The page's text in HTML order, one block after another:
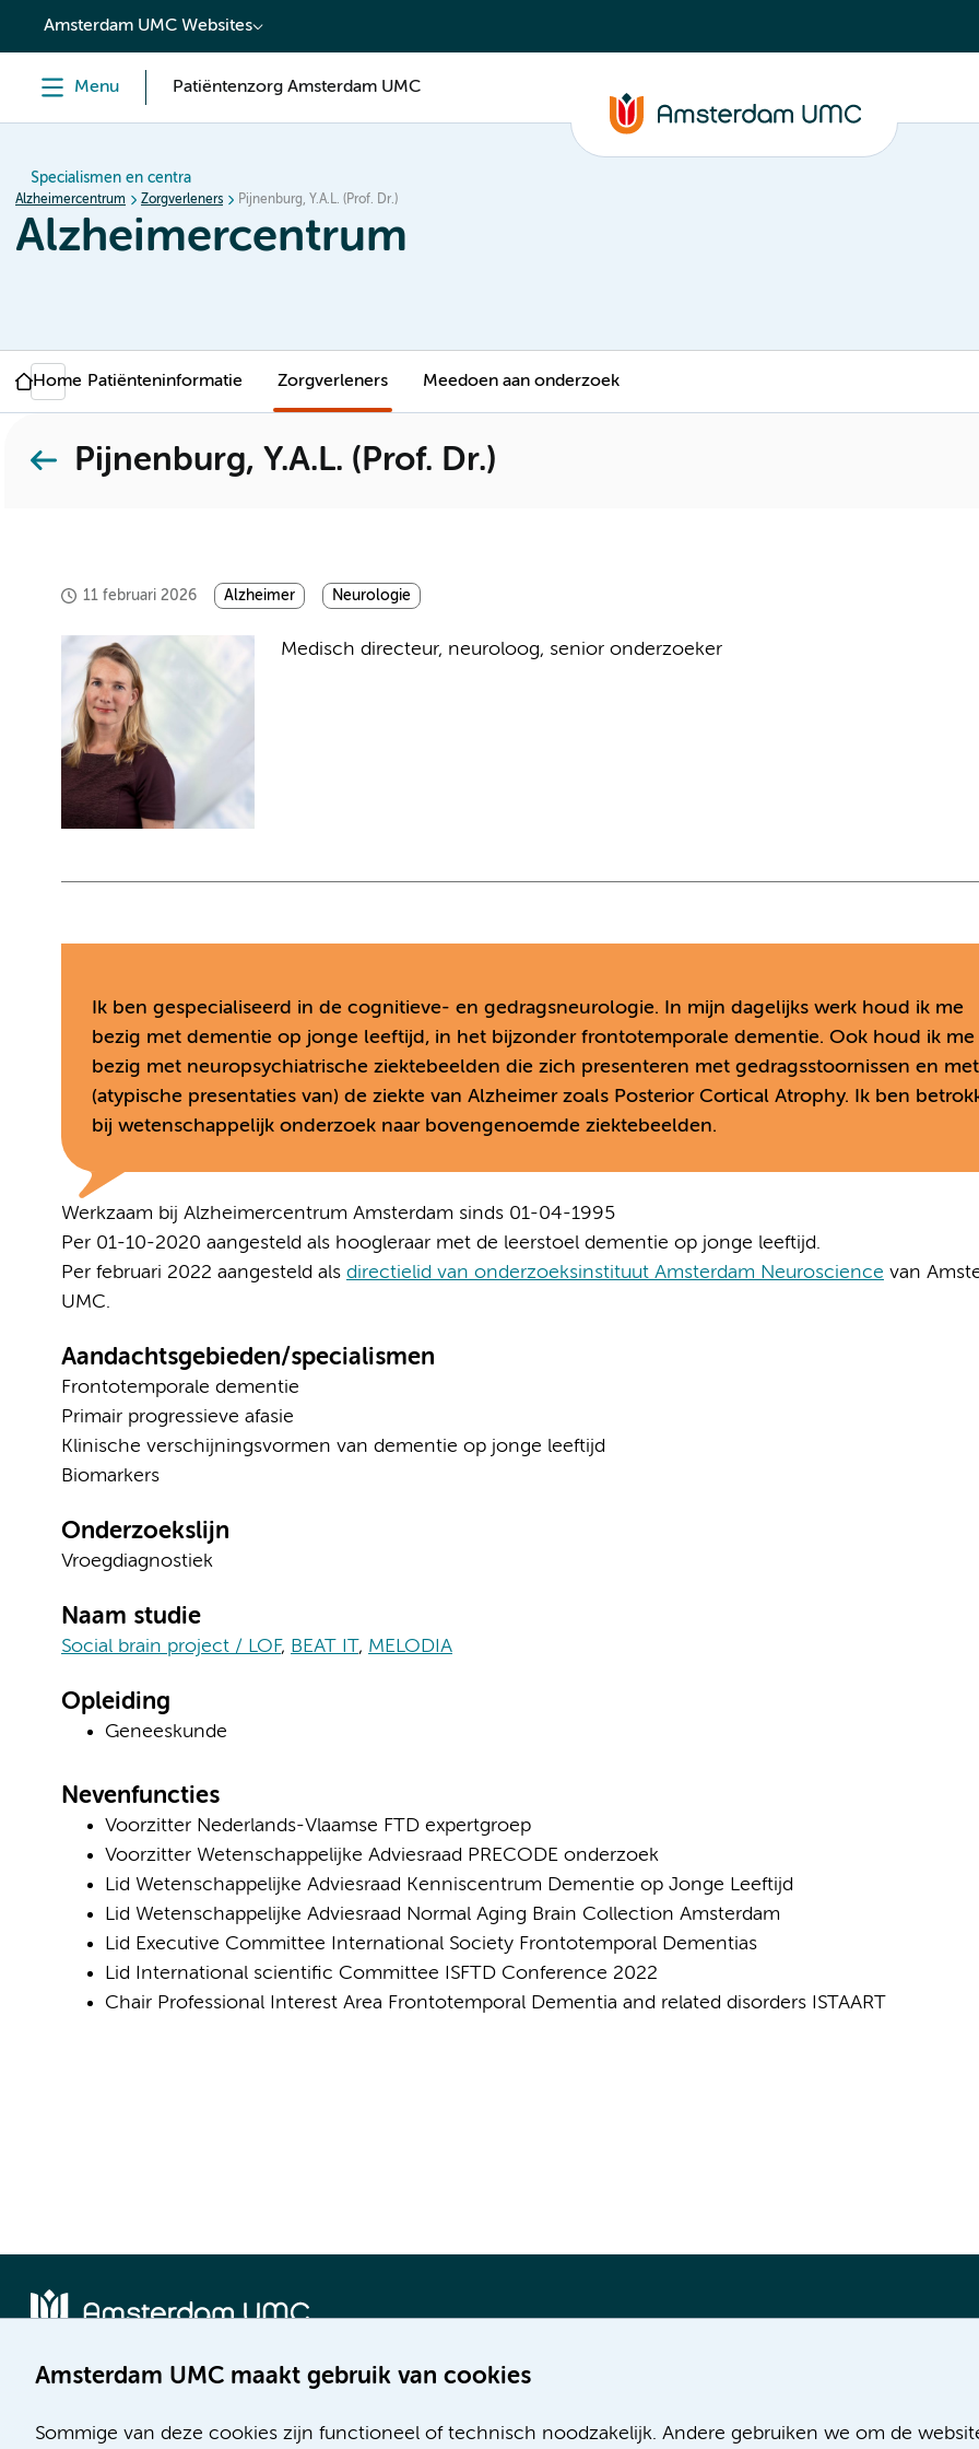
content
Amsterdam UMC Websites
Menu Patiëntenzorg Amsterdam UMC
Specialismen en centra
Alzheimercentrum Zorgverleners Pijnenburg, Y.A.L. (Prof. Dr.)
Alzheimercentrum
Home Patiënteninformatie Zorgverleners Meedoen aan onderzoek
Pijnenburg, Y.A.L. (Prof. Dr.)
11 februari 2026 Alzheimer Neurologie
Medisch directeur, neuroloog, senior onderzoeker
Ik ben gespecialiseerd in de cognitieve- en gedragsneurologie. In mijn dagelijks werk houd ik me
bezig met dementie op jonge leeftijd, in het bijzonder frontotemporale dementie. Ook houd ik me
bezig met neuropsychiatrische ziektebeelden die zich presenteren met gedragsstoornissen en met
(atypische presentaties van) de ziekte van Alzheimer zoals Posterior Cortical Atrophy. Ik ben
bij wetenschappelijk onderzoek naar bovengenoemde ziektebeelden.
Werkzaam bij Alzheimercentrum Amsterdam sinds 01-04-1995
Per 01-10-2020 aangesteld als hoogleraar met de leerstoel dementie op jonge leeftijd.
Per februari 2022 aangesteld als directielid van onderzoeksinstituut Amsterdam Neuroscience van
UMC.
Aandachtsgebieden/specialismen
Frontotemporale dementie
Primair progressieve afasie
Klinische verschijningsvormen van dementie op jonge leeftijd
Biomarkers
Onderzoekslijn
Vroegdiagnostiek
Naam studie
Social brain project / LOF, BEAT IT, MELODIA
Opleiding
Geneeskunde
Nevenfuncties
Voorzitter Nederlands-Vlaamse FTD expertgroep
Voorzitter Wetenschappelijke Adviesraad PRECODE onderzoek
Lid Wetenschappelijke Adviesraad Kenniscentrum Dementie op Jonge Leeftijd
Lid Wetenschappelijke Adviesraad Normal Aging Brain Collection Amsterdam
Lid Executive Committee International Society Frontotemporal Dementias
Lid International scientific Committee ISFTD Conference 2022
Chair Professional Interest Area Frontotemporal Dementia and related disorders ISTAART
Amsterdam UMC maakt gebruik van cookies
Sommige van deze cookies zijn functioneel of technisch noodzakelijk. Andere gebruiken we om de
Meibergdreef 9
De Boelelaan 1117